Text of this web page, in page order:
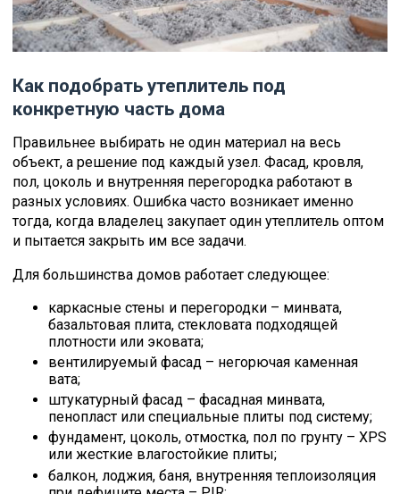
Как подобрать утеплитель под
конкретную часть дома
Правильнее выбирать не один материал на весь
объект, а решение под каждый узел. Фасад, кровля,
пол, цоколь и внутренняя перегородка работают в
разных условиях. Ошибка часто возникает именно
тогда, когда владелец закупает один утеплитель оптом
и пытается закрыть им все задачи.
Для большинства домов работает следующее:
каркасные стены и перегородки – минвата,
базальтовая плита, стекловата подходящей
плотности или эковата;
вентилируемый фасад – негорючая каменная
вата;
штукатурный фасад – фасадная минвата,
пенопласт или специальные плиты под систему;
фундамент, цоколь, отмостка, пол по грунту – XPS
или жесткие влагостойкие плиты;
балкон, лоджия, баня, внутренняя теплоизоляция